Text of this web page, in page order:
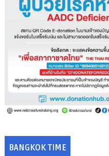
BANGKOK TIME